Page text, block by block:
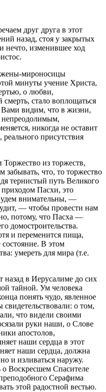
друг друга в этот
назад, стоя у закрытых
нечто, изменившее ход
жены-мироносицы
минуты учение Христа,
о любви,
стало воплощаться
видим, что в жизни,
непреодолимым,
никогда не оставит
присутствия
из торжеств,
забывать, что, то торжество
тернистый путь Великого
Пасхи, это
внимательны, —
— чтобы провести нам
потому, что Пасха —
домостроительства.
и переменится пища,
В этом
умереть для мира (т.е.
назад в Иерусалиме до сих
тайной. Ум человека
понять чудо, явленное
о том,
что видели своими
руки наши, о Слове
апостолов,
наши сердца в этот
наши сердца, должна
и изливаться наружу.
о Воскресшем Спасителе
Серафима
этой радостной вестью.